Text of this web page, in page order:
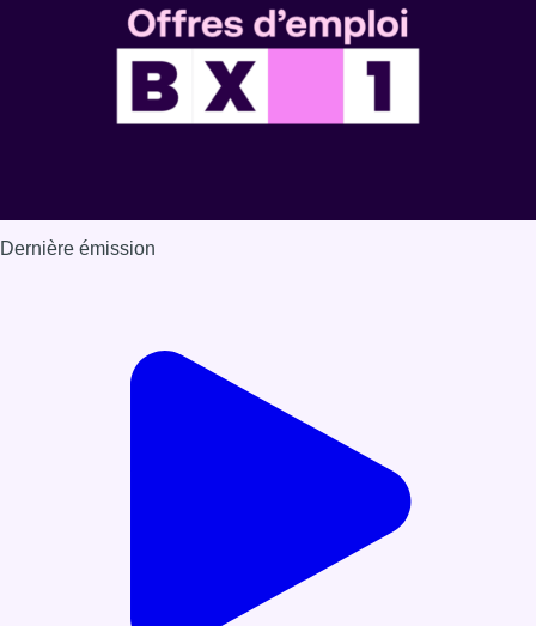
Dernière émission